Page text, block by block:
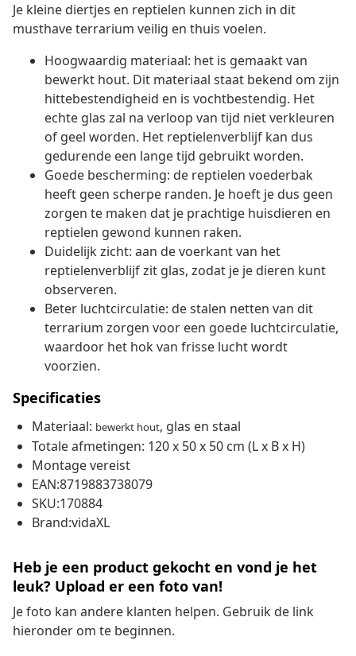
Je kleine diertjes en reptielen kunnen zich in dit
musthave terrarium veilig en thuis voelen.
Hoogwaardig materiaal: het is gemaakt van
bewerkt hout. Dit materiaal staat bekend om zijn
hittebestendigheid en is vochtbestendig. Het
echte glas zal na verloop van tijd niet verkleuren
of geel worden. Het reptielenverblijf kan dus
gedurende een lange tijd gebruikt worden.
Goede bescherming: de reptielen voederbak
heeft geen scherpe randen. Je hoeft je dus geen
zorgen te maken dat je prachtige huisdieren en
reptielen gewond kunnen raken.
Duidelijk zicht: aan de voerkant van het
reptielenverblijf zit glas, zodat je je dieren kunt
observeren.
Beter luchtcirculatie: de stalen netten van dit
terrarium zorgen voor een goede luchtcirculatie,
waardoor het hok van frisse lucht wordt
voorzien.
Specificaties
Materiaal: bewerkt hout, glas en staal
Totale afmetingen: 120 x 50 x 50 cm (L x B x H)
Montage vereist
EAN:8719883738079
SKU:170884
Brand:vidaXL
Heb je een product gekocht en vond je het
leuk? Upload er een foto van!
Je foto kan andere klanten helpen. Gebruik de link
hieronder om te beginnen.